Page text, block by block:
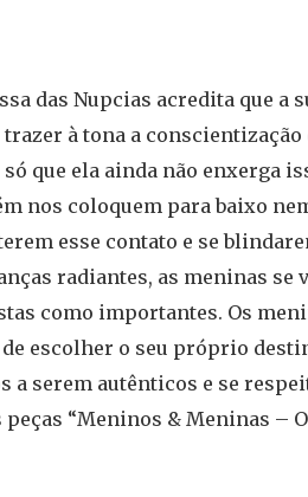
das Nupcias acredita que a
à tona a conscientização
que ela ainda não enxerga
nos coloquem para baixo
esse contato e se
radiantes, as meninas se
como importantes. Os
escolher o seu próprio
serem autênticos e se
“Meninos & Meninas –